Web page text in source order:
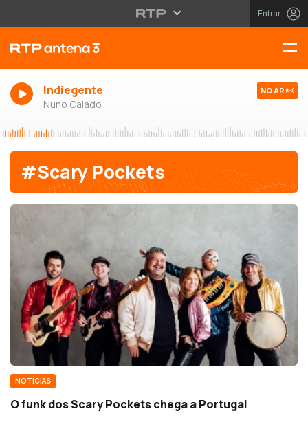
Entrar
Indiegente
Nuno Calado
NO AR
#Scary Pockets
NOTÍCIAS
O funk dos Scary Pockets chega a Portugal